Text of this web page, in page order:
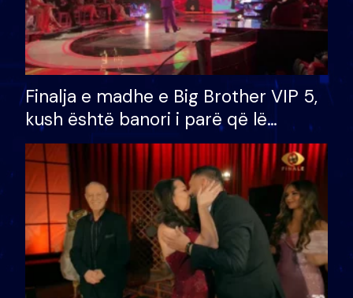
Finalja e madhe e Big Brother VIP 5,
kush është banori i parë që lë
shtëpinë dhe humb mundësinë për
të fituar çmimin e madh